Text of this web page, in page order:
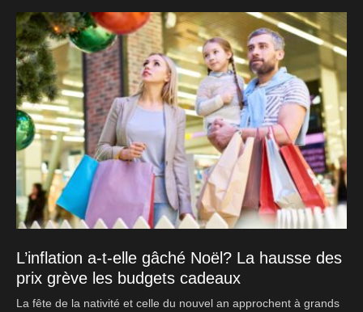
L’inflation a-t-elle gâché Noël? La hausse des
prix grève les budgets cadeaux
La fête de la nativité et celle du nouvel an approchent à grands